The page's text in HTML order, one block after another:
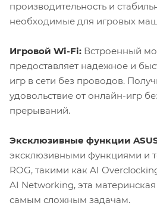
производительность и
необходимые для игровых
Игровой Wi-Fi: Встроенный
предоставляет надежное и
игр в сети без проводов.
удовольствие от онлайн-игр
прерываний.
Эксклюзивные функции
эксклюзивными функциями и
ROG, такими как AI
AI Networking, эта материнская
самым сложным задачам.